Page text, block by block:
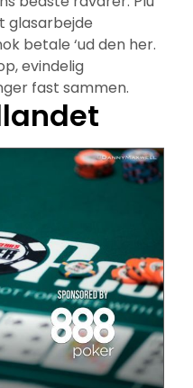
glasarbejde
betale ‘ud den her.
evindelig
fast sammen.